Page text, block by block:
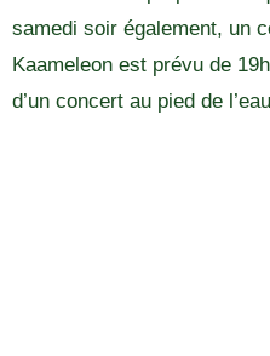
samedi soir également, un
Kaameleon est prévu de
d’un concert au pied de